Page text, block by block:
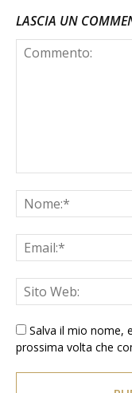
LASCIA UN
Salva il mio nome,
prossima volta che